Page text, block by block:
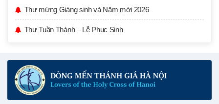
Thư mừng Giáng sinh và Năm mới 2026
Thư Tuần Thánh – Lễ Phục Sinh